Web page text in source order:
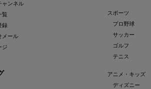
ャンネル
覧
録
メール
ジ
スポーツ
プロ野球
サッカー
ゴルフ
テニス
アニメ・キッズ
ディズニー